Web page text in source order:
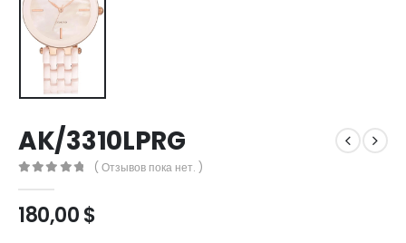
AK/3310LPRG
( Отзывов пока нет. )
180,00$